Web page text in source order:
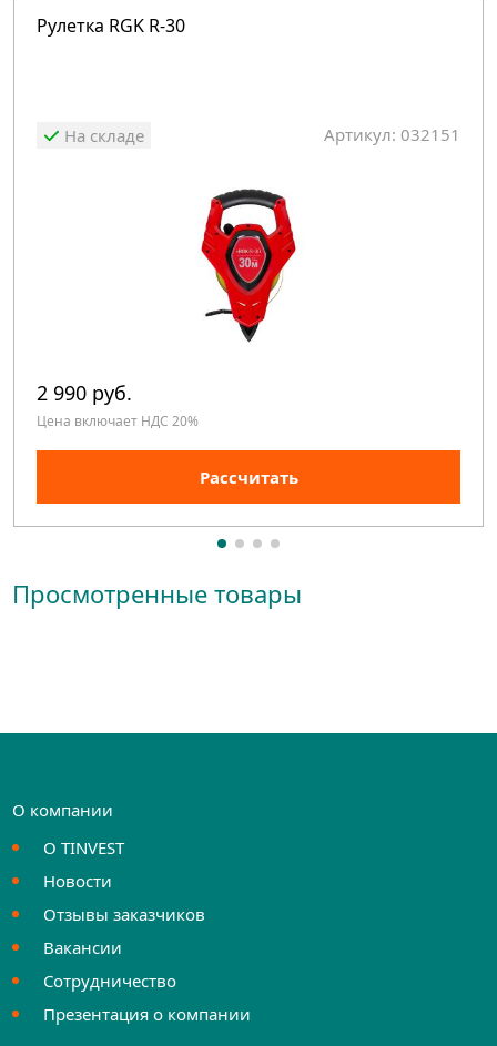
Рулетка RGK R-30
На складе Артикул: 032151
2 990 руб.
Цена включает НДС 20%
Рассчитать
Просмотренные товары
О компании
О TINVEST
Новости
Отзывы заказчиков
Вакансии
Сотрудничество
Презентация о компании